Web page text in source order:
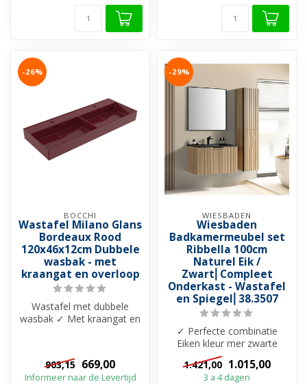
-26%
BOCCHI
Wastafel Milano Glans
Bordeaux Rood
120x46x12cm Dubbele
wasbak - met
kraangat en overloop
Wastafel met dubbele
wasbak ✓ Met kraangat en
903,15 669,00
Informeer naar de Levertijd
-29%
WIESBADEN
Wiesbaden
Badkamermeubel set
Ribbella 100cm
Naturel Eik /
Zwart⎢Compleet
Onderkast - Wastafel
en Spiegel⎢38.3507
✓ Perfecte combinatie
Eiken kleur mer zwarte
accenten ✓ Onderkast met
1 lade ✓ W...
1.421,00 1.015,00
3 a 4 dagen